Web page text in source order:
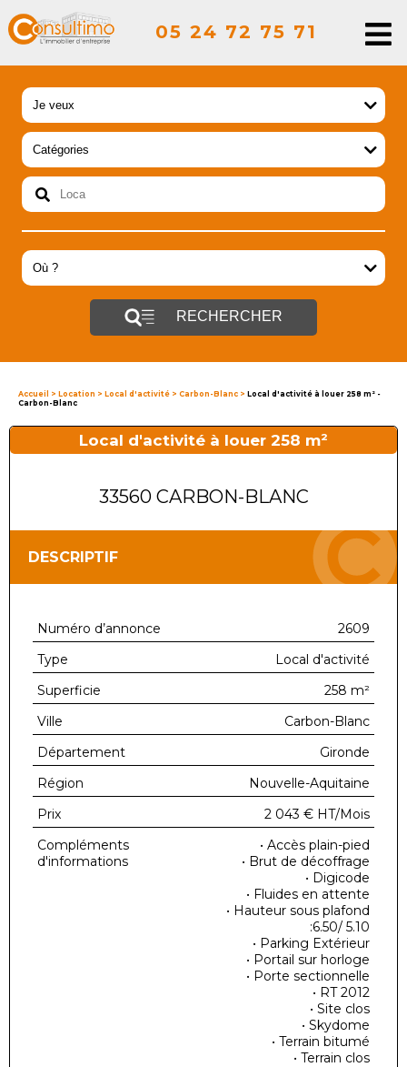
05 24 72 75 71
RECHERCHER
Accueil > Location > Local d'activité > Carbon-Blanc > Local d'activité à louer 258 m² -
Carbon-Blanc
Local d'activité à louer 258 m²
33560 CARBON-BLANC
DESCRIPTIF
Numéro d’annonce
2609
Type
Local d'activité
Superficie
258 m²
Ville
Carbon-Blanc
Département
Gironde
Région
Nouvelle-Aquitaine
Prix
2 043 € HT/Mois
Compléments
d'informations
• Accès plain-pied
• Brut de décoffrage
• Digicode
• Fluides en attente
• Hauteur sous plafond
:6.50/ 5.10
• Parking Extérieur
• Portail sur horloge
• Porte sectionnelle
• RT 2012
• Site clos
• Skydome
• Terrain bitumé
• Terrain clos